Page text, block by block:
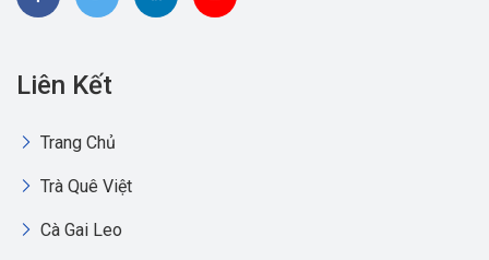
Liên Kết
Trang Chủ
Trà Quê Việt
Cà Gai Leo